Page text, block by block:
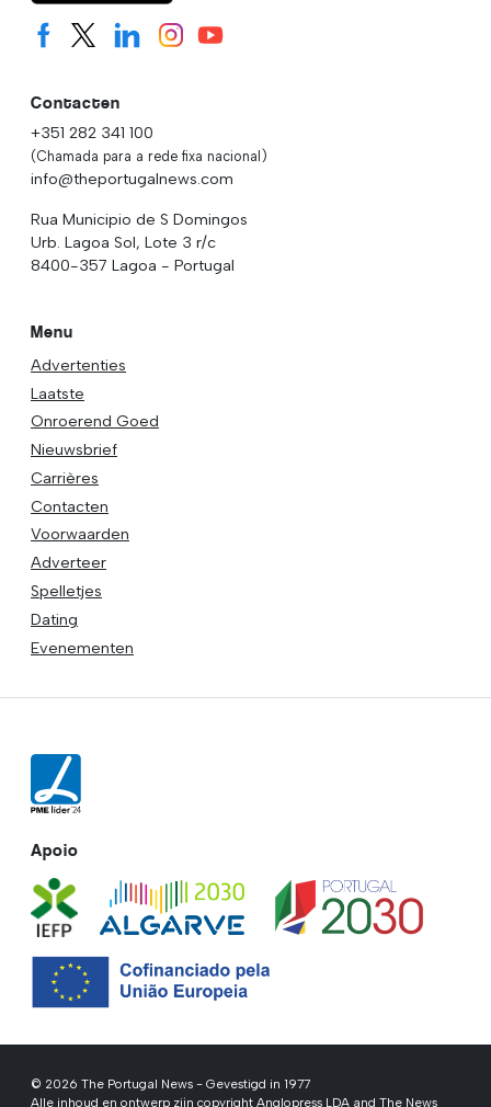
Contacten
+351 282 341 100
(Chamada para a rede fixa nacional)
info@theportugalnews.com
Rua Municipio de S Domingos
Urb. Lagoa Sol, Lote 3 r/c
8400-357 Lagoa - Portugal
Menu
Advertenties
Laatste
Onroerend Goed
Nieuwsbrief
Carrières
Contacten
Voorwaarden
Adverteer
Spelletjes
Dating
Evenementen
Apoio
© 2026 The Portugal News - Gevestigd in 1977
Alle inhoud en ontwerp zijn copyright Anglopress LDA and The News